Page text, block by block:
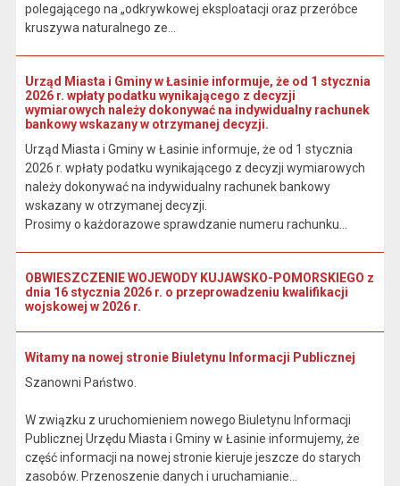
polegającego na „odkrywkowej eksploatacji oraz przeróbce
kruszywa naturalnego ze...
Urząd Miasta i Gminy w Łasinie informuje, że od 1 stycznia
2026 r. wpłaty podatku wynikającego z decyzji
wymiarowych należy dokonywać na indywidualny rachunek
bankowy wskazany w otrzymanej decyzji.
Urząd Miasta i Gminy w Łasinie informuje, że od 1 stycznia
2026 r. wpłaty podatku wynikającego z decyzji wymiarowych
należy dokonywać na indywidualny rachunek bankowy
wskazany w otrzymanej decyzji.
Prosimy o każdorazowe sprawdzanie numeru rachunku...
OBWIESZCZENIE WOJEWODY KUJAWSKO-POMORSKIEGO z
dnia 16 stycznia 2026 r. o przeprowadzeniu kwalifikacji
wojskowej w 2026 r.
Witamy na nowej stronie Biuletynu Informacji Publicznej
Szanowni Państwo.
W związku z uruchomieniem nowego Biuletynu Informacji
Publicznej Urzędu Miasta i Gminy w Łasinie informujemy, że
część informacji na nowej stronie kieruje jeszcze do starych
zasobów. Przenoszenie danych i uruchamianie...